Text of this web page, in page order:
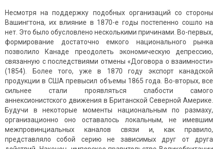
Несмотря на поддержку подобных организаций со стороны
Вашингтона, их влияние в 1870-е годы постепенно сошло на
нет. Это было обусловлено несколькими причинами. Во-первых,
формирование достаточно емкого национального рынка
позволило Канаде преодолеть экономическую депрессию,
связанную с последствиями отмены «Договора о взаимности»
(1854). Более того, уже в 1870 году экспорт канадской
продукции в США превысил объемы 1865 года. Во-вторых, все
сильнее стали проявляться слабости самого
аннексионистского движения в Британской Северной Америке.
Будучи в некоторые моменты национальным по размаху,
организа­ционно оно оставалось локальным, не имевшим
межпровинциальных каналов связи и, как правило,
представляло собой серию не зависимых друг от друга